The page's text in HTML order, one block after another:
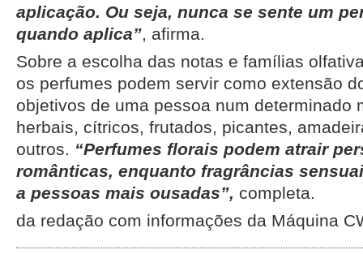
aplicação. Ou seja, nunca se sente um
quando aplica”, afirma.
Sobre a escolha das notas e famílias
os perfumes podem servir como extensão
objetivos de uma pessoa num determinado
herbais, cítricos, frutados, picantes,
outros. “Perfumes florais podem atrair
românticas, enquanto fragrâncias
a pessoas mais ousadas”, completa.
da redação com informações da Máquina